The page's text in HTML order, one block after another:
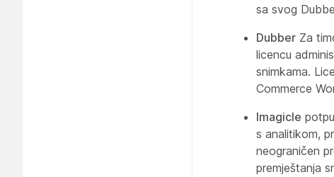
sa svog
Dubber Za
licencu
snimkama.
Commerce
Imagicle
s analitikom,
neograničen
premještanja